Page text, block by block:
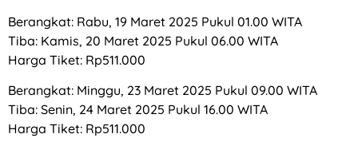
Berangkat: Rabu, 19 Maret 2025 Pukul 01.00 WITA
Tiba: Kamis, 20 Maret 2025 Pukul 06.00 WITA
Harga Tiket: Rp511.000
Berangkat: Minggu, 23 Maret 2025 Pukul 09.00 WITA
Tiba: Senin, 24 Maret 2025 Pukul 16.00 WITA
Harga Tiket: Rp511.000